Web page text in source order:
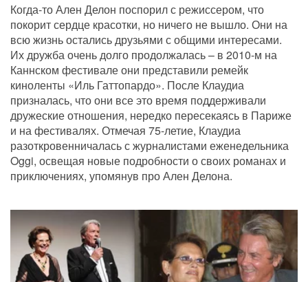
Когда-то Ален Делон поспорил с режиссером, что
покорит сердце красотки, но ничего не вышло. Они на
всю жизнь остались друзьями с общими интересами.
Их дружба очень долго продолжалась – в 2010-м на
Каннском фестивале они представили ремейк
киноленты «Иль Гаттопардо». После Клаудиа
призналась, что они все это время поддерживали
дружеские отношения, нередко пересекаясь в Париже
и на фестивалях. Отмечая 75-летие, Клаудиа
разоткровенничалась с журналистами еженедельника
Oggi, освещая новые подробности о своих романах и
приключениях, упомянув про Ален Делона.